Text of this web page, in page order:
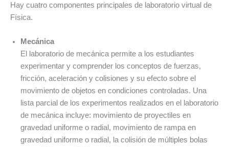
Hay cuatro componentes principales de laboratorio virtual de
Física.
Mecánica
El laboratorio de mecánica permite a los estudiantes
experimentar y comprender los conceptos de fuerzas,
fricción, aceleración y colisiones y su efecto sobre el
movimiento de objetos en condiciones controladas. Una
lista parcial de los experimentos realizados en el laboratorio
de mecánica incluye: movimiento de proyectiles en
gravedad uniforme o radial, movimiento de rampa en
gravedad uniforme o radial, la colisión de múltiples bolas